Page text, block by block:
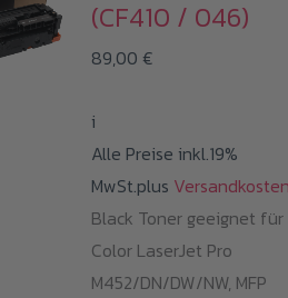
auf.
auf
der
Produktseite
gewählt
werden
(CF410 / 046)
89,00 €
i
Alle Preise inkl.19%
MwSt.plus
Black Toner geeignet für
Color LaserJet Pro
M452/DN/DW/NW, MFP